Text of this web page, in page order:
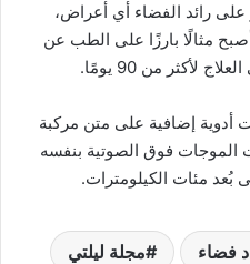
رائد الفضاء أي أعراض،
مثالًا بارزًا على الطب عن
من 90 يومًا.
أدوية إضافية على متن مركبة
الموجات فوق الصوتية بنفسه
بُعد مئات الكيلومترات.
فضاء مجلة ليلتي